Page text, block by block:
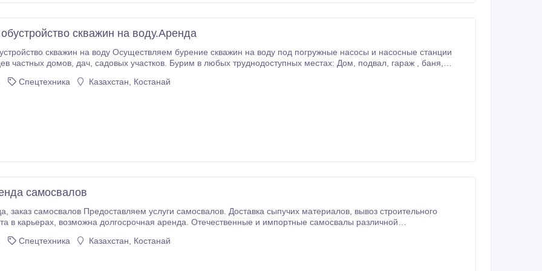
скважин на воду.Аренда
бурение скважин на воду под погружные насосы и насосные станции
Бурим в любых труднодоступных местах: Дом, подвал, гараж , баня,
Спецтехника Казахстан, Костанай
самосвалов
Отечественные и импортные самосвалы различной
Спецтехника Казахстан, Костанай